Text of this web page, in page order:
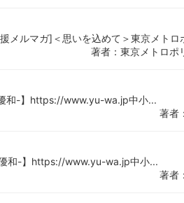
メルマガ]＜思いを込めて＞東京メトロ
著者：東京メトロポ
和-】https://www.yu-wa.jp中小...
著者
和-】https://www.yu-wa.jp中小...
著者